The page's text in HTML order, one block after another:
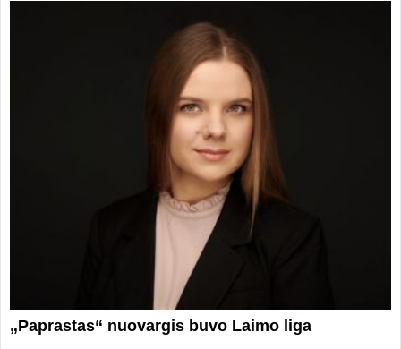
„Paprastas“ nuovargis buvo Laimo liga